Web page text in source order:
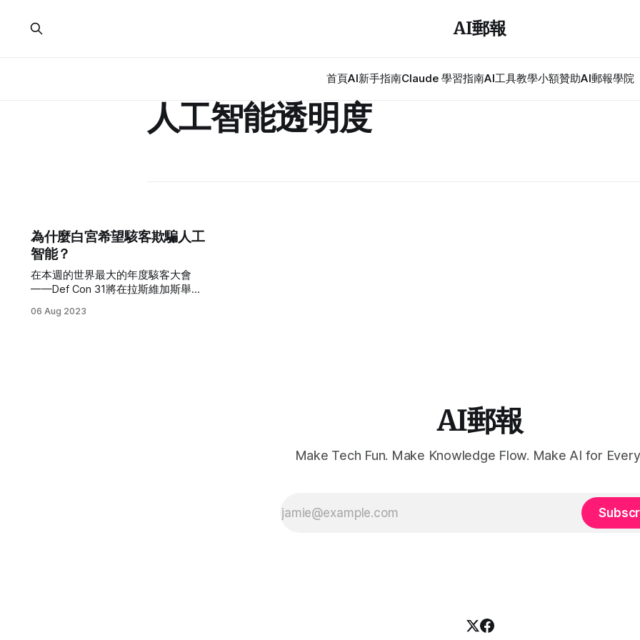
AI郵報
首頁AI新手指南Claude 學習指南AI工具教學小額贊助AI郵報學院
人工智能透明度
為什麼白宮希望駭客欺騙人工
智能？
在本週的世界最大的年度駭客大會
——Def Con 31將在拉斯維加斯舉
是OpenAI的ChatGPT和Google的
06 Aug 2023
AI郵報
Make Tech Fun. Make Knowledge Flow. Make AI for